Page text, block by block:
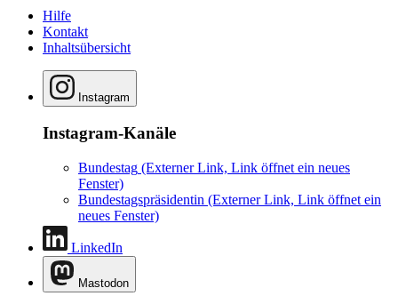
Hilfe
Kontakt
Inhaltsübersicht
Instagram
Instagram-Kanäle
Bundestag (Externer Link, Link öffnet ein neues
Fenster)
Bundestagspräsidentin (Externer Link, Link öffnet ein
neues Fenster)
LinkedIn
Mastodon